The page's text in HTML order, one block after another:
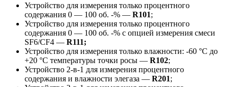
Устройство для измерения только процентного
содержания 0 — 100 об. -% — R101;
Устройство для измерения только процентного
содержания 0 — 100 об. -% с опцией измерения смеси
SF6/CF4 — R111;
Устройство для измерения только влажности: -60 °C до
+20 °C температуры точки росы — R102;
Устройство 2-в-1 для измерения процентного
содержания и влажности элегаза — R201;